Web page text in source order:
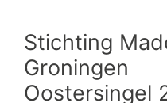
Stichting
Groningen
Oostersingel